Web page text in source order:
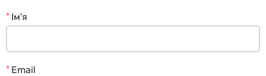
Ім'я
*
Email
*